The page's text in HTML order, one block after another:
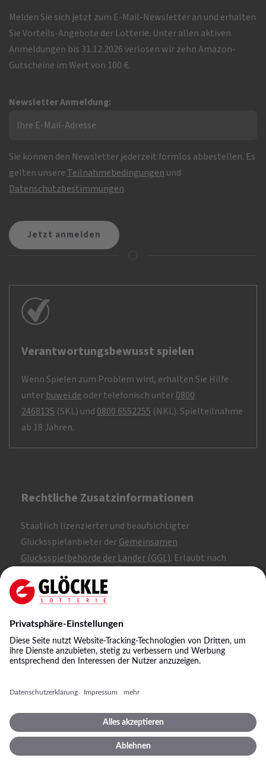
Melden Sie sich jetzt zum E-Mail-Newsletter an und erhalten
Sie Vorteils-Angebote der Lotterie. Unter allen aktiven
Anmeldungen bis 31.12.2026 verlosen wir zehn Amazon-
Gutscheine im Wert von 100 €.
Newsletter Anmeldung:
Sie können den Newsletter jederzeit formlos abbestellen. Es
gelten unsere Teilnahmebedingungen und
Datenschutzbestimmungen.
Verantwortungsbewusst spielen
Wenn Spielen zum Problem wird, erhalten Sie Hilfe
unter buwei.de oder telefonisch unter0800
2468135 (SKL) und 0800 6552255 (NKL). Spielteilnahme
ab 18 Jahren.
Rechtliche Zusatzinformationen
Staatlich lizenzierter und beaufsichtigter
Glücksspielanbieter derGemeinsamen
Glücksspielbehörde der Länder (GGL). Erlaubt nach
Whitelist.
SKL: 1, 2, 3
NKL: A, B, C
& Co. KG
Spielbedingungen
Datenschutzeinstellungen